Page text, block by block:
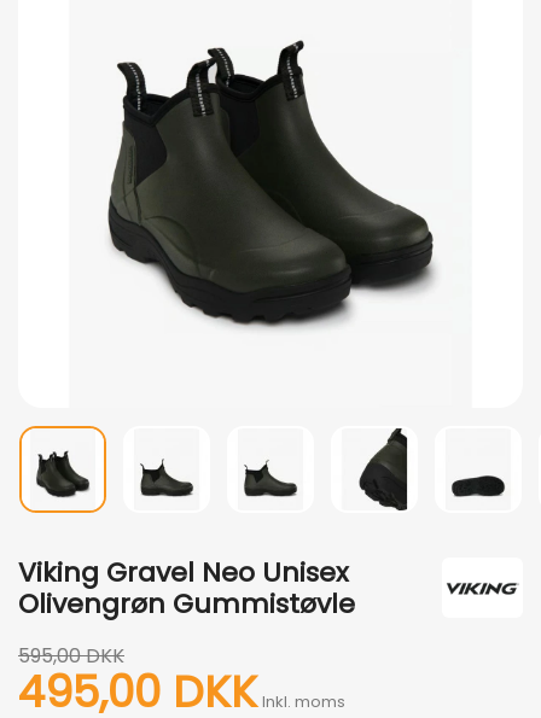
Viking Gravel Neo Unisex
Olivengrøn Gummistøvle
595,00 DKK
495,00 DKK Inkl. moms